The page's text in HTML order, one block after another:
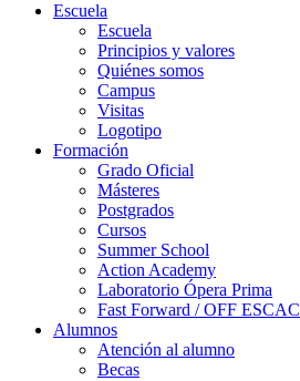
Escuela
Escuela
Principios y valores
Quiénes somos
Campus
Visitas
Logotipo
Formación
Grado Oficial
Másteres
Postgrados
Cursos
Summer School
Action Academy
Laboratorio Ópera Prima
Fast Forward / OFF ESCAC
Alumnos
Atención al alumno
Becas